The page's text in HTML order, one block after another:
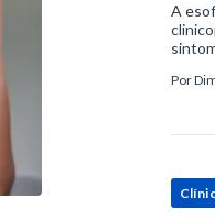
A
Por